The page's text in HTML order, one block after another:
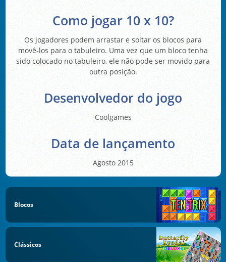
Como jogar 10 x 10?
Os jogadores podem arrastar e soltar os blocos para
movê-los para o tabuleiro. Uma vez que um bloco tenha
sido colocado no tabuleiro, ele não pode ser movido para
outra posição.
Desenvolvedor do jogo
Coolgames
Data de lançamento
Agosto 2015
Blocos
Clássicos